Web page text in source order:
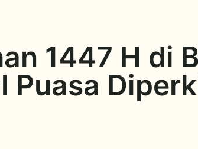
1447 H di